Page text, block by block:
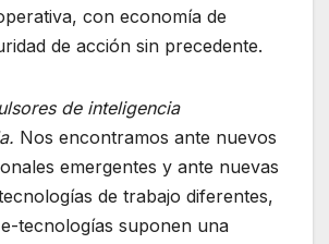
con economía de
de acción sin precedente.
de inteligencia
Nos encontramos ante nuevos
emergentes y ante nuevas
de trabajo diferentes,
tecnologías suponen una